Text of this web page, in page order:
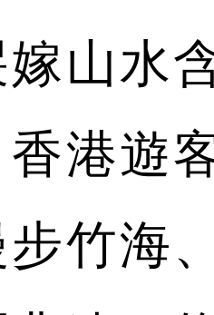
山水
香港遊
竹海